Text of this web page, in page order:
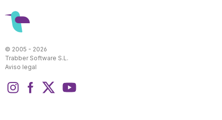
© 2005 - 2026
Trabber Software S.L.
Aviso legal